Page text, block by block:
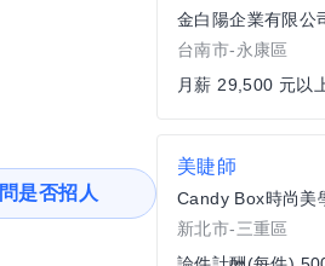
問是否招人
金白陽企業有限公
台南市-永康區
月薪 29,500 元以
美睫師
Candy Box時尚美
新北市-三重區